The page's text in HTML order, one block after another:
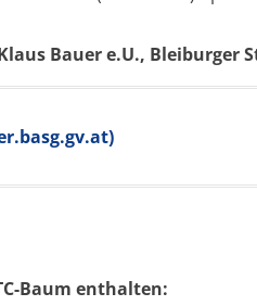
Bauer e.U., Bleiburger
Baum enthalten: